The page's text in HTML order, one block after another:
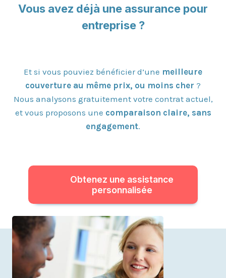
Vous avez déjà une assurance pour
entreprise ?
Et si vous pouviez bénéficier d’une meilleure
couverture au même prix, ou moins cher ?
Nous analysons gratuitement votre contrat actuel,
et vous proposons une comparaison claire, sans
engagement.
Obtenez une assistance
personnalisée